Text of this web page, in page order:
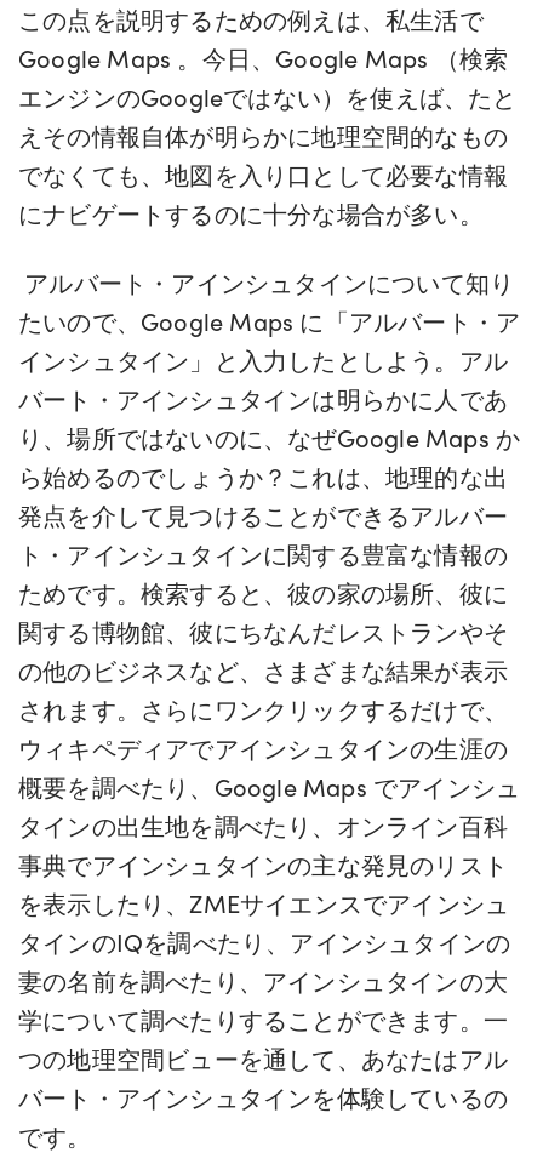
この点を説明するための例えは、私生活で
Google Maps 。今日、Google Maps （検索
エンジンのGoogleではない）を使えば、たと
えその情報自体が明らかに地理空間的なもの
でなくても、地図を入り口として必要な情報
にナビゲートするのに十分な場合が多い。
アルバート・アインシュタインについて知り
たいので、Google Maps に「アルバート・ア
インシュタイン」と入力したとしよう。アル
バート・アインシュタインは明らかに人であ
り、場所ではないのに、なぜGoogle Maps か
ら始めるのでしょうか？これは、地理的な出
発点を介して見つけることができるアルバー
ト・アインシュタインに関する豊富な情報の
ためです。検索すると、彼の家の場所、彼に
関する博物館、彼にちなんだレストランやそ
の他のビジネスなど、さまざまな結果が表示
されます。さらにワンクリックするだけで、
ウィキペディアでアインシュタインの生涯の
概要を調べたり、Google Maps でアインシュ
タインの出生地を調べたり、オンライン百科
事典でアインシュタインの主な発見のリスト
を表示したり、ZMEサイエンスでアインシュ
タインのIQを調べたり、アインシュタインの
妻の名前を調べたり、アインシュタインの大
学について調べたりすることができます。一
つの地理空間ビューを通して、あなたはアル
バート・アインシュタインを体験しているの
です。